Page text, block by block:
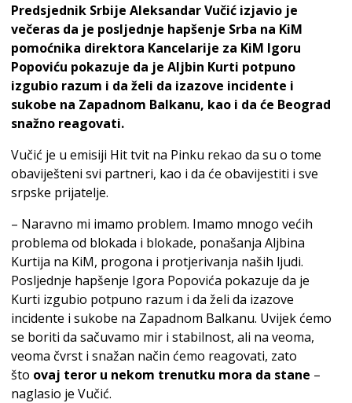
Predsjednik Srbije Aleksandar Vučić izjavio je
večeras da je posljednje hapšenje Srba na KiM
pomoćnika direktora Kancelarije za KiM Igoru
Popoviću pokazuje da je Aljbin Kurti potpuno
izgubio razum i da želi da izazove incidente i
sukobe na Zapadnom Balkanu, kao i da će Beograd
snažno reagovati.
Vučić je u emisiji Hit tvit na Pinku rekao da su o tome
obaviješteni svi partneri, kao i da će obavijestiti i sve
srpske prijatelje.
– Naravno mi imamo problem. Imamo mnogo većih
problema od blokada i blokade, ponašanja Aljbina
Kurtija na KiM, progona i protjerivanja naših ljudi.
Posljednje hapšenje Igora Popovića pokazuje da je
Kurti izgubio potpuno razum i da želi da izazove
incidente i sukobe na Zapadnom Balkanu. Uvijek ćemo
se boriti da sačuvamo mir i stabilnost, ali na veoma,
veoma čvrst i snažan način ćemo reagovati, zato
što ovaj teror u nekom trenutku mora da stane –
naglasio je Vučić.